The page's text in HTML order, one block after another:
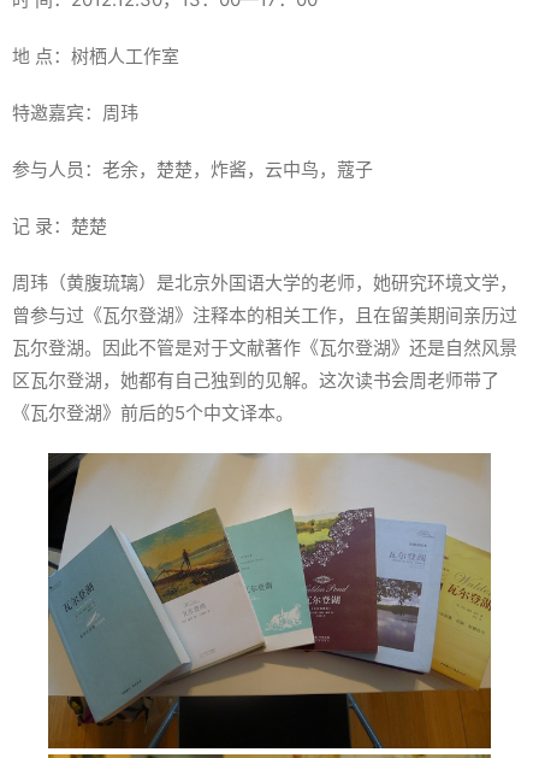
地 点：树栖人工作室
特邀嘉宾：周玮
参与人员：老余，楚楚，炸酱，云中鸟，蔻子
记 录：楚楚
周玮（黄腹琉璃）是北京外国语大学的老师，她研究环境文学，
曾参与过《瓦尔登湖》注释本的相关工作，且在留美期间亲历过
瓦尔登湖。因此不管是对于文献著作《瓦尔登湖》还是自然风景
区瓦尔登湖，她都有自己独到的见解。这次读书会周老师带了
《瓦尔登湖》前后的5个中文译本。